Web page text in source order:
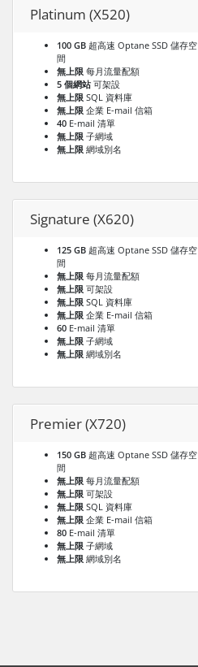
Platinum (X520)
100 GB 超高速 Optane SSD 儲存空
間
無上限 每月流量配額
5 個網站 可架設
無上限 SQL 資料庫
無上限 企業 E-mail 信箱
40 E-mail 清單
無上限 子網域
無上限 網域別名
Signature (X620)
125 GB 超高速 Optane SSD 儲存空
間
無上限 每月流量配額
無上限 可架設
無上限 SQL 資料庫
無上限 企業 E-mail 信箱
60 E-mail 清單
無上限 子網域
無上限 網域別名
Premier (X720)
150 GB 超高速 Optane SSD 儲存空
間
無上限 每月流量配額
無上限 可架設
無上限 SQL 資料庫
無上限 企業 E-mail 信箱
80 E-mail 清單
無上限 子網域
無上限 網域別名